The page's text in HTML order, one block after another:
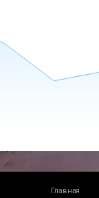
Главная